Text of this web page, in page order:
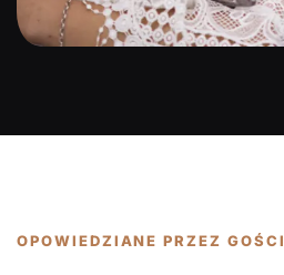
OPOWIEDZIANE PRZEZ GOŚCI